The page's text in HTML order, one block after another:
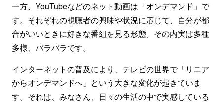
一方、YouTubeなどのネット動画は「オンデマンド」で
す。それぞれの視聴者の興味や状況に応じて、自分が都
合がいいときに好きな番組を見る形態。その内実は多種
多様、バラバラです。
インターネットの普及により、テレビの世界で「リニア
からオンデマンドへ」という大きな変化が起きていま
す。それは、みなさん、日々の生活の中で実感している